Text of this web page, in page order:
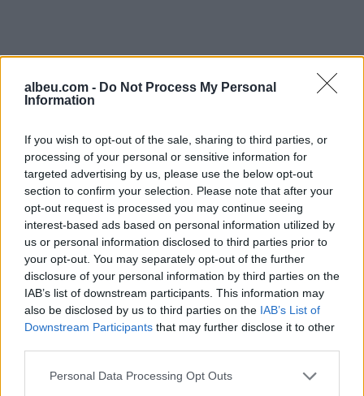
albeu.com - Do Not Process My Personal
Information
If you wish to opt-out of the sale, sharing to third parties, or
processing of your personal or sensitive information for
targeted advertising by us, please use the below opt-out
section to confirm your selection. Please note that after your
opt-out request is processed you may continue seeing
interest-based ads based on personal information utilized by
us or personal information disclosed to third parties prior to
your opt-out. You may separately opt-out of the further
disclosure of your personal information by third parties on the
IAB’s list of downstream participants. This information may
also be disclosed by us to third parties on the IAB’s List of
Downstream Participants that may further disclose it to other
Personal Data Processing Opt Outs
Shtuarmë3.08.2023 10:07
Tags:
OSSH , tirane , vjedhje energjie